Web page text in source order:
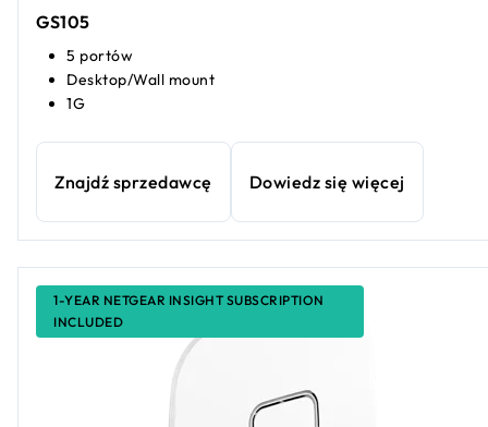
GS105
5 portów
Desktop/Wall mount
1G
Znajdź sprzedawcę Dowiedz się więcej
1-YEAR NETGEAR INSIGHT SUBSCRIPTION
INCLUDED